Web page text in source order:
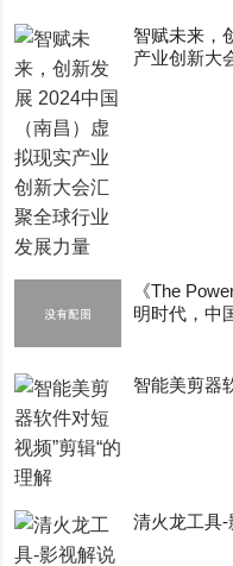
智赋未来，
产业创新大
《The
明时代，中
智能美剪器
清火龙工具-